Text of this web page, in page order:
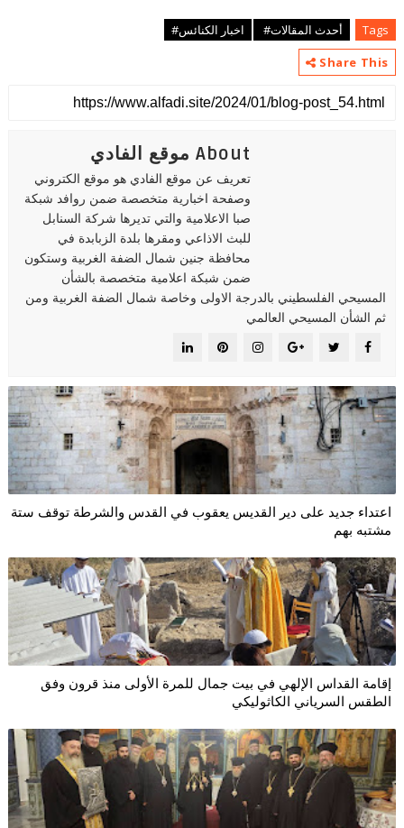
Tags أحدث المقالات#
اخبار الكنائس#
Share This
About موقع الفادي
تعريف عن موقع الفادي هو موقع الكتروني
وصفحة اخبارية متخصصة ضمن روافد شبكة
صبا الاعلامية والتي تديرها شركة السنابل
للبث الاذاعي ومقرها بلدة الزبابدة في
محافظة جنين شمال الضفة الغربية وستكون
ضمن شبكة اعلامية متخصصة بالشأن
المسيحي الفلسطيني بالدرجة الاولى وخاصة شمال الضفة الغربية ومن
ثم الشأن المسيحي العالمي
اعتداء جديد على دير القديس يعقوب في القدس والشرطة توقف ستة
مشتبه بهم
إقامة القداس الإلهي في بيت جمال للمرة الأولى منذ قرون وفق
الطقس السرياني الكاثوليكي